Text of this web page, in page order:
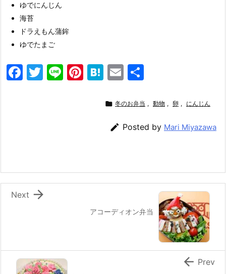
ゆでにんじん
海苔
ドラえもん蒲鉾
ゆでたまご
F
o
k
T
Li Pi H
e
a
E
ai
l
 冬のお弁当 , 動物 , 卵 , にんじん
 Posted by Mari Miyazawa
アコーディオン弁当

Next
 Prev